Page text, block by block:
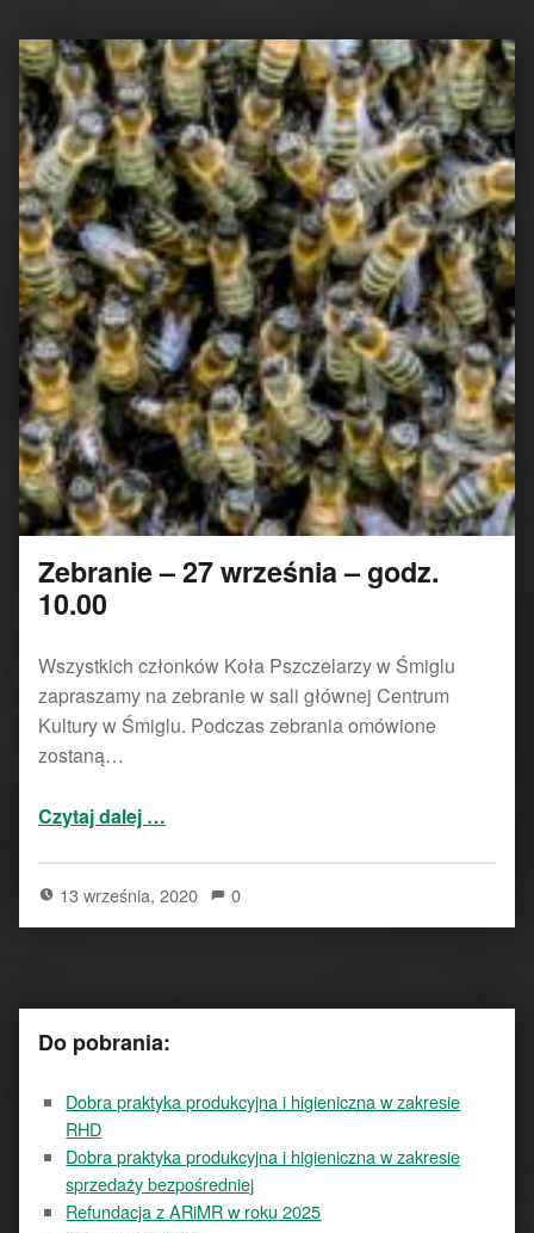
Zebranie – 27 września – godz.
10.00
Wszystkich członków Koła Pszczelarzy w Śmiglu
zapraszamy na zebranie w sali głównej Centrum
Kultury w Śmiglu. Podczas zebrania omówione
zostaną…
Czytaj dalej …
13 września, 2020 0
Do pobrania:
Dobra praktyka produkcyjna i higieniczna w zakresie
RHD
Dobra praktyka produkcyjna i higieniczna w zakresie
sprzedaży bezpośredniej
Refundacja z ARiMR w roku 2025